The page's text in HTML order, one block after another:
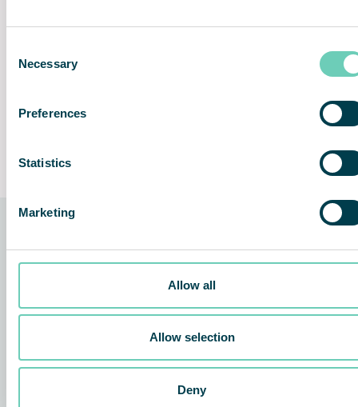
Selection
Necessary
Preferences
Statistics
Marketing
Allow all
Allow selection
Deny
Konstant regulering af
Støjsvag drift
Teknologien bag løsningen